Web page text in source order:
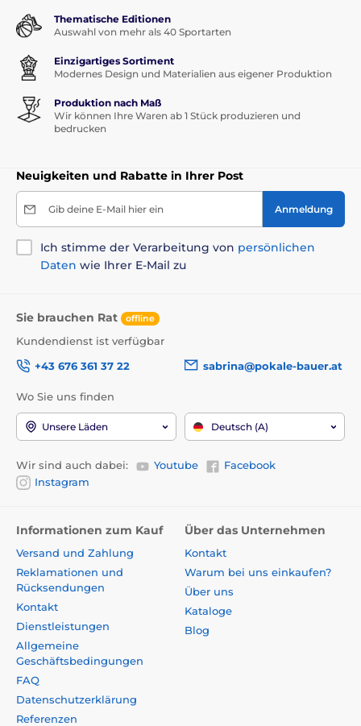
Thematische Editionen
Auswahl von mehr als 40 Sportarten
Einzigartiges Sortiment
Modernes Design und Materialien aus eigener Produktion
Produktion nach Maß
Wir können Ihre Waren ab 1 Stück produzieren und
bedrucken
Neuigkeiten und Rabatte in Ihrer Post
Gib deine E-Mail hier ein Anmeldung
Ich stimme der Verarbeitung von persönlichen
Daten wie Ihrer E-Mail zu
Sie brauchen Rat offline
Kundendienst ist verfügbar
+43 676 361 37 22
sabrina@pokale-bauer.at
Wo Sie uns finden
Unsere Läden Deutsch (A)
Wir sind auch dabei: Youtube
Facebook
Instagram
Informationen zum Kauf
Versand und Zahlung
Reklamationen und
Rücksendungen
Kontakt
Dienstleistungen
Allgemeine
Geschäftsbedingungen
FAQ
Datenschutzerklärung
Referenzen
Über das Unternehmen
Kontakt
Warum bei uns einkaufen?
Über uns
Kataloge
Blog